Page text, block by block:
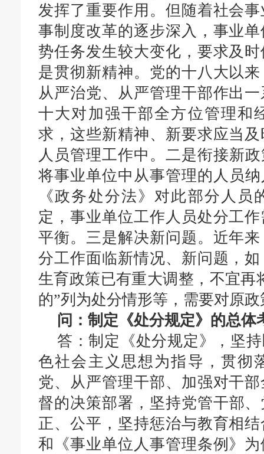
发挥了重要作用。但随着社会
事制度改革的逐步深入，事业
势任务发生较大变化， 要求及
是贯彻新精神。党的十八大以
从严治党、从严管理干部作出
十大对加强干部全方位管理和
求，这些新精神、新要求应当
人员管理工作中。 二是衔接新政
将事业单位中从事管理的人 员
《政务处分法》对此部分人员
定 ，事业单位工作人员处分工
平衡。 三是解决新问题。近年
分工作面临新情况、新问题，如
生育政策已有重大调整 ，不宜再
的”列为处分情形等， 需要对原
问：制定《处分规定》的总体
答：制定《处分规定》
， 坚
色社会主义思想 为指导 ，贯彻
党、从严管理干部、加强对干
督的决策部署 ， 坚持党管干部
正、公平，坚持惩治与教育相
和《事业单位人事管理条例》